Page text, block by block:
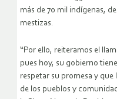
más de 70 mil indígenas,
mestizas.
“Por ello, reiteramos el
pues hoy, su gobierno
respetar su promesa y
de los pueblos y